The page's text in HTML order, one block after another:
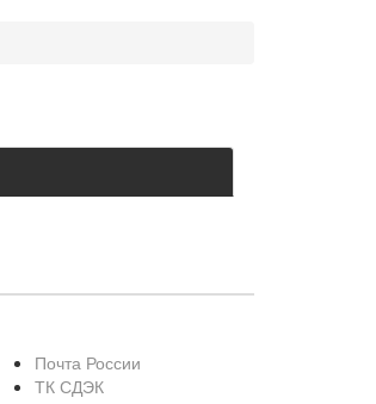
Почта России
ТК СДЭК